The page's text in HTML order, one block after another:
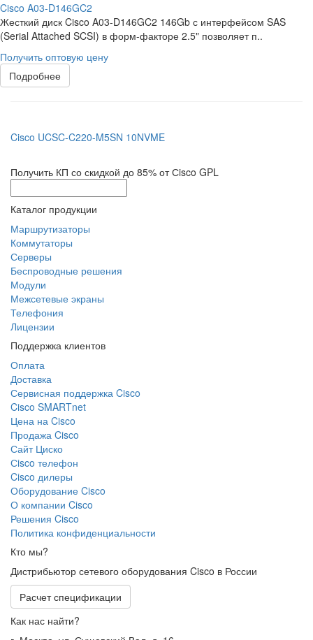
Cisco A03-D146GC2
Жесткий диск Cisco A03-D146GC2 146Gb с интерфейсом SAS
(Serial Attached SCSI) в форм-факторе 2.5" позволяет п..
Получить оптовую цену
Подробнее
Cisco UCSC-C220-M5SN 10NVME
Получить КП со скидкой до 85% от Сisco GPL
Каталог продукции
Маршрутизаторы
Коммутаторы
Серверы
Беспроводные решения
Модули
Межсетевые экраны
Телефония
Лицензии
Поддержка клиентов
Оплата
Доставка
Сервисная поддержка Cisco
Cisco SMARTnet
Цена на Cisco
Продажа Cisco
Сайт Циско
Сisco телефон
Cisco дилеры
Оборудование Cisco
О компании Cisco
Решения Cisco
Политика конфиденциальности
Кто мы?
Дистрибьютор сетевого оборудования Cisco в России
Расчет спецификации
Как нас найти?